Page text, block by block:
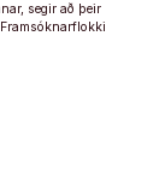
segir að þeir